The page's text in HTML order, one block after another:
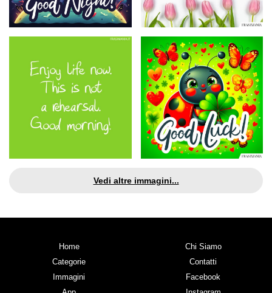
Vedi altre immagini...
Home
Categorie
Immagini
Chi Siamo
Contatti
Facebook